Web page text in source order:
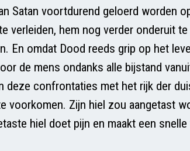
Satan voortdurend geloerd worden
verleiden, hem nog verder onderuit
En omdat Dood reeds grip op het
de mens ondanks alle bijstand
deze confrontaties met het rijk der
voorkomen. Zijn hiel zou aangetast
hiel doet pijn en maakt een